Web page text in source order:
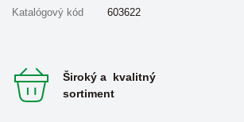
Katalógový kód
603622
Široký a kvalitný
sortiment